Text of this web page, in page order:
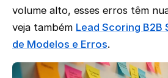
volume alto, esses erros têm
veja também Lead Scoring B2B
de Modelos e Erros.